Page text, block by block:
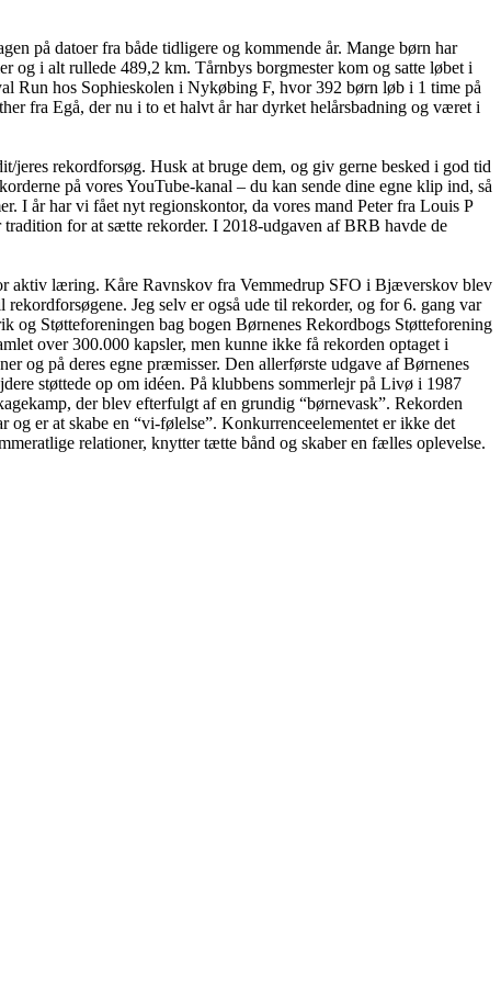
på datoer fra både tidligere og kommende år. Mange børn har
og i alt rullede 489,2 km. Tårnbys borgmester kom og satte løbet i
Run hos Sophieskolen i Nykøbing F, hvor 392 børn løb i 1 time på
fra Egå, der nu i to et halvt år har dyrket helårsbadning og været i
jeres rekordforsøg. Husk at bruge dem, og giv gerne besked i god tid
på vores YouTube-kanal – du kan sende dine egne klip ind, så
I år har vi fået nyt regionskontor, da vores mand Peter fra Louis P
for at sætte rekorder. I 2018-udgaven af BRB havde de
aktiv læring. Kåre Ravnskov fra Vemmedrup SFO i Bjæverskov blev
Jeg selv er også ude til rekorder, og for 6. gang var
og Støtteforeningen bag bogen Børnenes Rekordbogs Støtteforening
over 300.000 kapsler, men kunne ikke få rekorden optaget i
og på deres egne præmisser. Den allerførste udgave af Børnenes
støttede op om idéen. På klubbens sommerlejr på Livø i 1987
der blev efterfulgt af en grundig “børnevask”. Rekorden
er at skabe en “vi-følelse”. Konkurrenceelementet er ikke det
relationer, knytter tætte bånd og skaber en fælles oplevelse.